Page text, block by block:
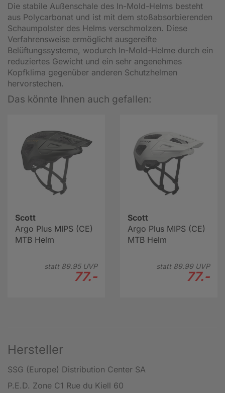
Die stabile Außenschale des In-Mold-Helms besteht
aus Polycarbonat und ist mit dem stoßabsorbierenden
Schaumpolster des Helms verschmolzen. Diese
Verfahrensweise ermöglicht ausgereifte
Belüftungssysteme, wodurch In-Mold-Helme durch ein
reduziertes Gewicht und ein sehr angenehmes
Kopfklima gegenüber anderen Schutzhelmen
hervorstechen.
Das könnte Ihnen auch gefallen:
Scott
Argo Plus MIPS (CE)
MTB Helm
statt 89.95UVP
77.-
Scott
Argo Plus MIPS (CE)
MTB Helm
statt 89.99UVP
77.-
Hersteller
SSG (Europe) Distribution Center SA
P.E.D. Zone C1 Rue du Kiell 60